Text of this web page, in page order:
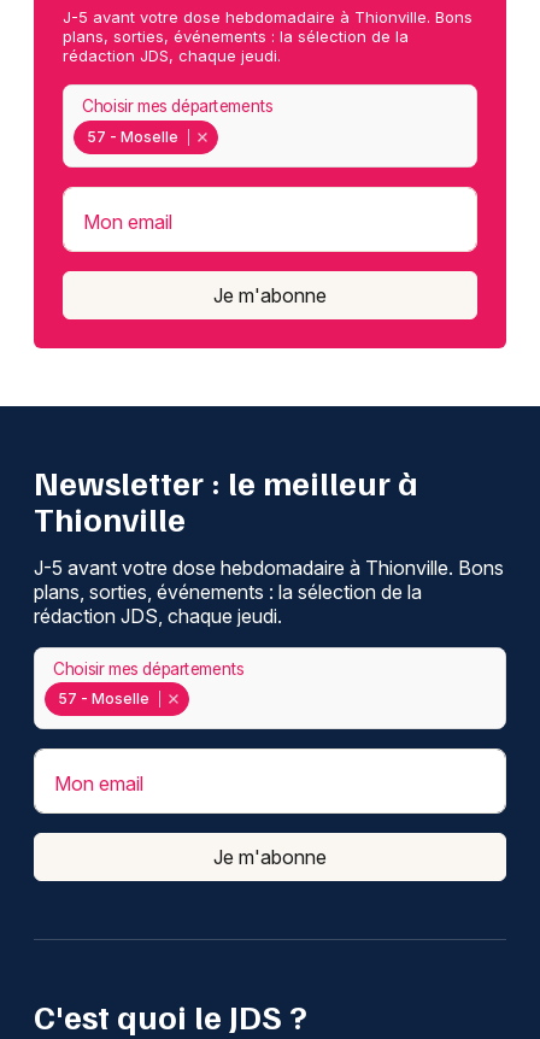
J-5 avant votre dose hebdomadaire à Thionville. Bons
plans, sorties, événements : la sélection de la
rédaction JDS, chaque jeudi.
57 - Moselle
Choisir mes départements
Mon email
Je m'abonne
C'est quoi le JDS ?
Newsletter : le meilleur à
Thionville
J-5 avant votre dose hebdomadaire à Thionville. Bons
plans, sorties, événements : la sélection de la
rédaction JDS, chaque jeudi.
57 - Moselle
Choisir mes départements
Mon email
Je m'abonne